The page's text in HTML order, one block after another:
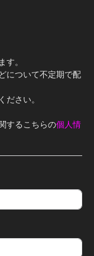
。
について不定期で配
ださい。
するこちらの個人情